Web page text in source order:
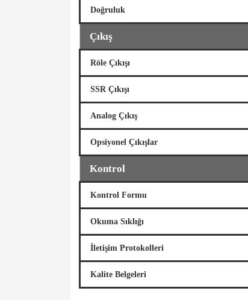
Doğruluk
Çıkış
Röle Çıkışı
SSR Çıkışı
Analog Çıkış
Opsiyonel Çıkışlar
Kontrol
Kontrol Formu
Okuma Sıklığı
İletişim Protokolleri
Kalite Belgeleri